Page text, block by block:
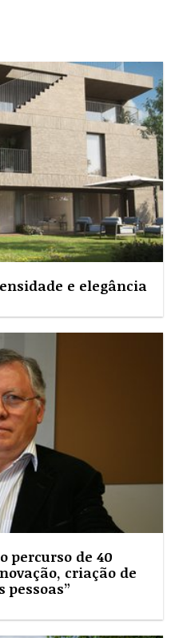
e elegância
percurso de 40
criação de
pessoas”